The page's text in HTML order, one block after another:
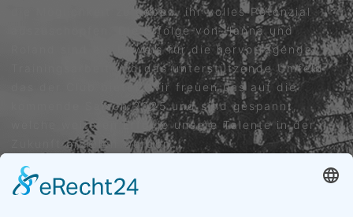
die Möglichkeit zu geben, ihr volles Potenzial
auszuschöpfen. Die Erfolge von Hanna und
Roland sind ein Beweis für die hervorragende
Trainingsarbeit und das unterstützende Umfeld,
das der Club bietet. Wir freuen uns auf die
kommende Saison 2025 und sind gespannt,
welche weiteren Erfolge unsere Talente in der
Zukunft erzielen werden.
Bericht von Julia Gottsmann